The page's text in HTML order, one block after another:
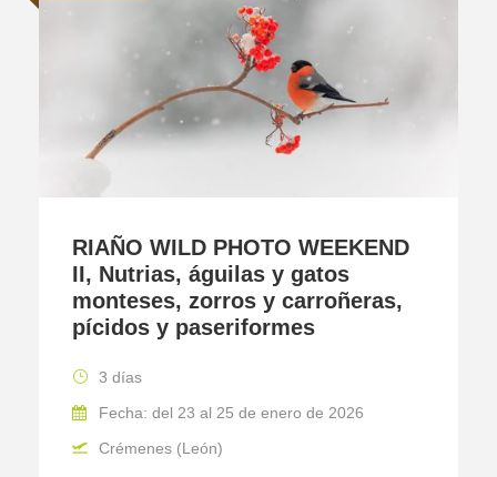
RIAÑO WILD PHOTO WEEKEND
II, Nutrias, águilas y gatos
monteses, zorros y carroñeras,
pícidos y paseriformes
3 días
Fecha: del 23 al 25 de enero de 2026
Crémenes (León)